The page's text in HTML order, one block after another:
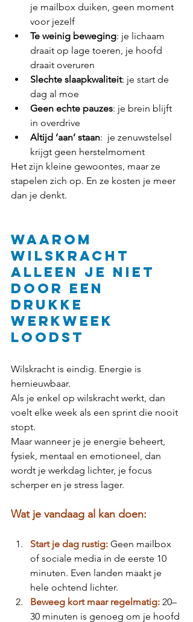
je mailbox duiken, geen moment
voor jezelf
Te weinig beweging: je lichaam
draait op lage toeren, je hoofd
draait overuren
Slechte slaapkwaliteit: je start de
dag al moe
Geen echte pauzes: je brein blijft
in overdrive
Altijd ‘aan’ staan:  je zenuwstelsel
krijgt geen herstelmoment
Het zijn kleine gewoontes, maar ze
stapelen zich op. En ze kosten je meer
dan je denkt.
Waarom
wilskracht
alleen je niet
door een
drukke
werkweek
loodst
Wilskracht is eindig. Energie is
hernieuwbaar.
Als je enkel op wilskracht werkt, dan
voelt elke week als een sprint die nooit
stopt.
Maar wanneer je je energie beheert,
fysiek, mentaal en emotioneel, dan
wordt je werkdag lichter, je focus
scherper en je stress lager.
Wat je vandaag al kan doen:
Start je dag rustig: Geen mailbox
of sociale media in de eerste 10
minuten. Even landen maakt je
hele ochtend lichter.
Beweeg kort maar regelmatig: 20–
30 minuten is genoeg om je hoofd